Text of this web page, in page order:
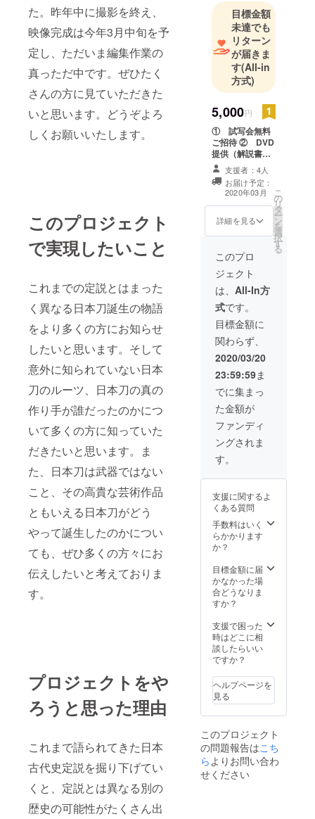
た。昨年中に撮影を終え、
映像完成は今年3月中旬を予
定し、ただいま編集作業の
真っただ中です。ぜひたく
さんの方に見ていただきた
いと思います。どうぞよろ
しくお願いいたします。
このプロジェクト
で実現したいこと
これまでの定説とはまった
く異なる日本刀誕生の物語
をより多くの方にお知らせ
したいと思います。そして
意外に知られていない日本
刀のルーツ、日本刀の真の
作り手が誰だったのかにつ
いて多くの方に知っていた
だきたいと思います。ま
た、日本刀は武器ではない
こと、その高貴な芸術作品
ともいえる日本刀がどう
やって誕生したのかについ
ても、ぜひ多くの方々にお
伝えしたいと考えておりま
す。
プロジェクトをや
ろうと思った理由
これまで語られてきた日本
古代史定説を掘り下げてい
くと、定説とは異なる別の
歴史の可能性がたくさん出
目標金額
未達でも
リターン
が届きま
す(All-in
方式)
5,000円
① 試写会無料
ご招待 ② DVD
提供（解説書つ
き）支援者：4人
お届け予定：
2020年03月
詳細を見る
こ
の
リ
タ
ー
ン
を
選
択
す
る
このプロ
ジェクト
は、 All-In方
式です。
目標金額に
関わらず、
2020/03/20
23:59:59ま
でに集まっ
た金額が
ファンディ
ングされま
す。
支援に関するよ
くある質問
手数料はいく
らかかります
か？
目標金額に届
かなかった場
合どうなりま
すか？
支援で困った
時はどこに相
談したらいい
ですか？
ヘルプページを
見る
このプロジェクト
の問題報告はこち
ら よりお問い合わ
せください